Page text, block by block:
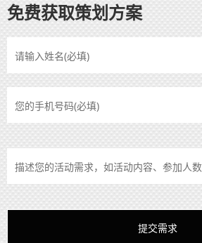
免费获取策划方案